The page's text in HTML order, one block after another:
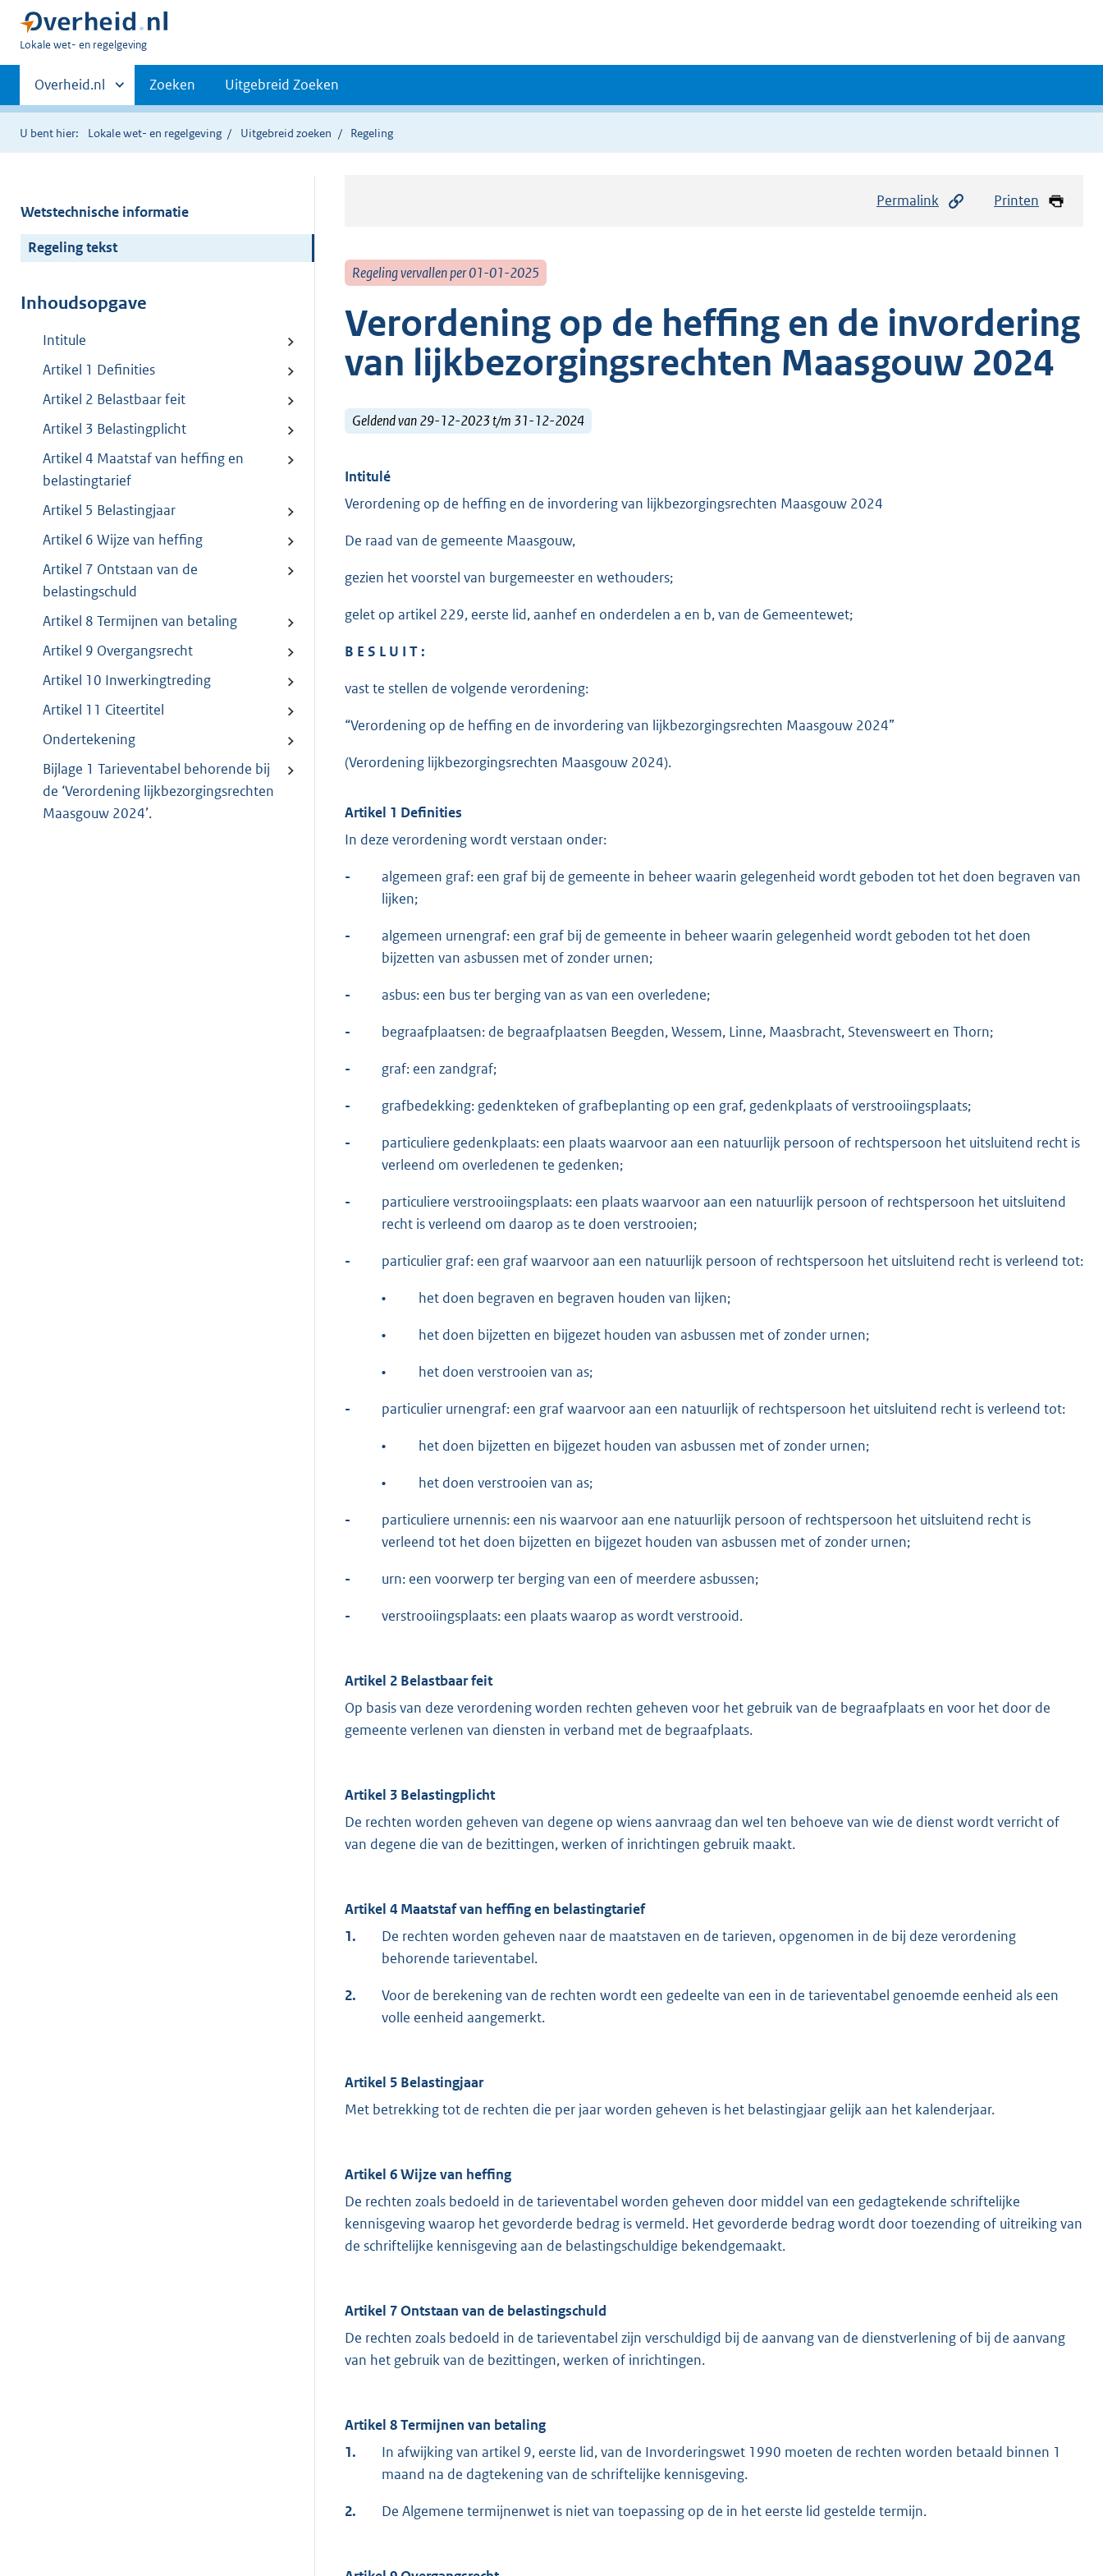
U
hier:
Lokale wet- en regelgeving
Primaire
navigatie
Andere
sites
binnen
Overheid.nl Zoeken Uitgebreid Zoeken
U bent hier: Lokale wet- en regelgeving Uitgebreid zoeken Regeling
Wetstechnische informatie
Regeling tekst
Inhoudsopgave
Intitule
Artikel 1 Definities
Artikel 2 Belastbaar feit
Artikel 3 Belastingplicht
Artikel 4 Maatstaf van heffing en
belastingtarief
Artikel 5 Belastingjaar
Artikel 6 Wijze van heffing
Artikel 7 Ontstaan van de
belastingschuld
Artikel 8 Termijnen van betaling
Artikel 9 Overgangsrecht
Artikel 10 Inwerkingtreding
Artikel 11 Citeertitel
Ondertekening
Bijlage 1 Tarieventabel behorende bij
de ‘Verordening lijkbezorgingsrechten
Maasgouw 2024’.
Permalink Printen
Regeling vervallen per 01-01-2025
Verordening op de heffing en de invordering
van lijkbezorgingsrechten Maasgouw 2024
Geldend van 29-12-2023 t/m 31-12-2024
Intitulé
Verordening op de heffing en de invordering van lijkbezorgingsrechten Maasgouw 2024
De raad van de gemeente Maasgouw,
gezien het voorstel van burgemeester en wethouders;
gelet op artikel 229, eerste lid, aanhef en onderdelen a en b, van de Gemeentewet;
B E S L U I T :
vast te stellen de volgende verordening:
“Verordening op de heffing en de invordering van lijkbezorgingsrechten Maasgouw 2024”
(Verordening lijkbezorgingsrechten Maasgouw 2024).
Artikel 1 Definities
In deze verordening wordt verstaan onder:
-
algemeen graf: een graf bij de gemeente in beheer waarin gelegenheid wordt geboden tot het doen begraven van
lijken;
-
algemeen urnengraf: een graf bij de gemeente in beheer waarin gelegenheid wordt geboden tot het doen
bijzetten van asbussen met of zonder urnen;
- asbus: een bus ter berging van as van een overledene;
- begraafplaatsen: de begraafplaatsen Beegden, Wessem, Linne, Maasbracht, Stevensweert en Thorn;
- graf: een zandgraf;
- grafbedekking: gedenkteken of grafbeplanting op een graf, gedenkplaats of verstrooiingsplaats;
-
particuliere gedenkplaats: een plaats waarvoor aan een natuurlijk persoon of rechtspersoon het uitsluitend recht is
verleend om overledenen te gedenken;
-
particuliere verstrooiingsplaats: een plaats waarvoor aan een natuurlijk persoon of rechtspersoon het uitsluitend
recht is verleend om daarop as te doen verstrooien;
- particulier graf: een graf waarvoor aan een natuurlijk persoon of rechtspersoon het uitsluitend recht is verleend tot:
• het doen begraven en begraven houden van lijken;
• het doen bijzetten en bijgezet houden van asbussen met of zonder urnen;
• het doen verstrooien van as;
- particulier urnengraf: een graf waarvoor aan een natuurlijk of rechtspersoon het uitsluitend recht is verleend tot:
• het doen bijzetten en bijgezet houden van asbussen met of zonder urnen;
• het doen verstrooien van as;
-
particuliere urnennis: een nis waarvoor aan ene natuurlijk persoon of rechtspersoon het uitsluitend recht is
verleend tot het doen bijzetten en bijgezet houden van asbussen met of zonder urnen;
- urn: een voorwerp ter berging van een of meerdere asbussen;
- verstrooiingsplaats: een plaats waarop as wordt verstrooid.
Artikel 2 Belastbaar feit
Op basis van deze verordening worden rechten geheven voor het gebruik van de begraafplaats en voor het door de
gemeente verlenen van diensten in verband met de begraafplaats.
Artikel 3 Belastingplicht
De rechten worden geheven van degene op wiens aanvraag dan wel ten behoeve van wie de dienst wordt verricht of
van degene die van de bezittingen, werken of inrichtingen gebruik maakt.
Artikel 4 Maatstaf van heffing en belastingtarief
1.
De rechten worden geheven naar de maatstaven en de tarieven, opgenomen in de bij deze verordening
behorende tarieventabel.
2.
Voor de berekening van de rechten wordt een gedeelte van een in de tarieventabel genoemde eenheid als een
volle eenheid aangemerkt.
Artikel 5 Belastingjaar
Met betrekking tot de rechten die per jaar worden geheven is het belastingjaar gelijk aan het kalenderjaar.
Artikel 6 Wijze van heffing
De rechten zoals bedoeld in de tarieventabel worden geheven door middel van een gedagtekende schriftelijke
kennisgeving waarop het gevorderde bedrag is vermeld. Het gevorderde bedrag wordt door toezending of uitreiking van
de schriftelijke kennisgeving aan de belastingschuldige bekendgemaakt.
Artikel 7 Ontstaan van de belastingschuld
De rechten zoals bedoeld in de tarieventabel zijn verschuldigd bij de aanvang van de dienstverlening of bij de aanvang
van het gebruik van de bezittingen, werken of inrichtingen.
Artikel 8 Termijnen van betaling
1.
In afwijking van artikel 9, eerste lid, van de Invorderingswet 1990 moeten de rechten worden betaald binnen 1
maand na de dagtekening van de schriftelijke kennisgeving.
2. De Algemene termijnenwet is niet van toepassing op de in het eerste lid gestelde termijn.